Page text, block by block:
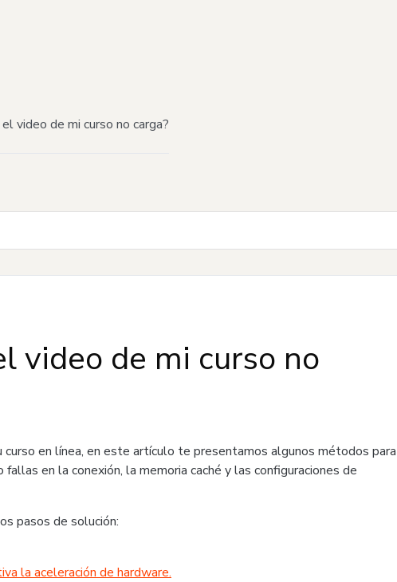
video de mi curso no carga?
video de mi curso no
en línea, en este artículo te presentamos algunos métodos para
en la conexión, la memoria caché y las configuraciones de
pasos de solución:
la aceleración de hardware.